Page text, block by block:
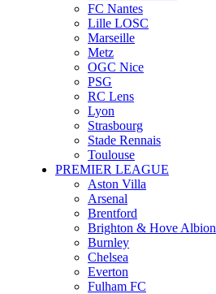
FC Nantes
Lille LOSC
Marseille
Metz
OGC Nice
PSG
RC Lens
Lyon
Strasbourg
Stade Rennais
Toulouse
PREMIER LEAGUE
Aston Villa
Arsenal
Brentford
Brighton & Hove Albion
Burnley
Chelsea
Everton
Fulham FC